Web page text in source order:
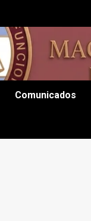
Comunicados